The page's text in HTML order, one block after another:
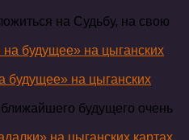
на Судьбу, на свою
будущее» на цыганских
будущего очень